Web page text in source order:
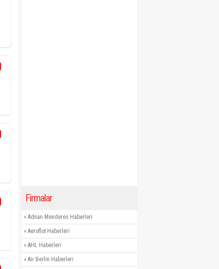
Firmalar
» Adnan Menderes Haberleri
» Aeroflot Haberleri
» AHL Haberleri
» Air Berlin Haberleri